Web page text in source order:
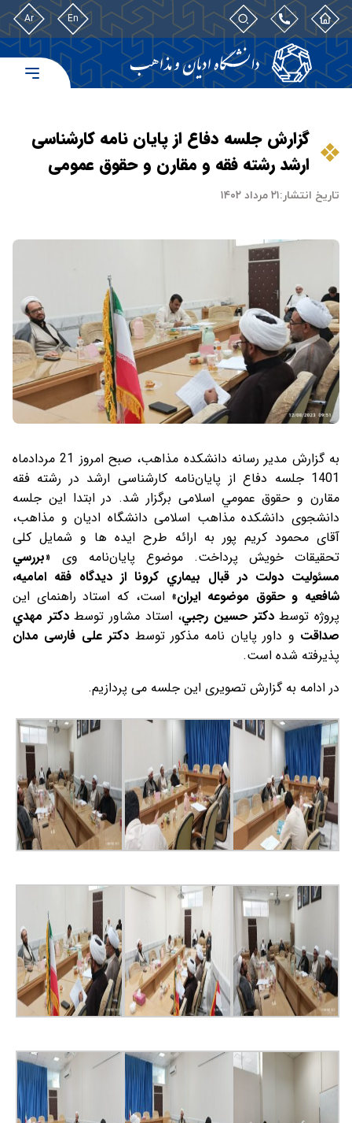
En
Ar
گزارش جلسه دفاع از پایان نامه کارشناسی
ارشد رشته فقه و مقارن و حقوق عمومی
تاریخ انتشار:۲۱ مرداد ۱۴۰۲
به گزارش مدیر رسانه دانشکده مذاهب، صبح امروز 21 مردادماه
1401 جلسه دفاع از پایان‌نامه کارشناسی ارشد در رشته فقه
مقارن و حقوق عمومي اسلامی برگزار شد. در ابتدا این جلسه
دانشجوی دانشکده مذاهب اسلامی دانشگاه ادیان و مذاهب،
آقای محمود کریم پور به ارائه طرح ایده ها و شمایل کلی
تحقیقات خویش پرداخت. موضوع پایان‌نامه وی «بررسي
مسئوليت دولت در قبال بيماري کرونا از ديدگاه فقه اماميه،
شافعيه و حقوق موضوعه ايران» است، که استاد راهنمای این
پروژه توسطدکتر حسين رجبي، استاد مشاور توسطدکتر مهدي
صداقت و داور پایان نامه مذکور توسط دکتر علی فارسی مدان
پذیرفته شده است.
در ادامه به گزارش تصویری این جلسه می پردازیم.